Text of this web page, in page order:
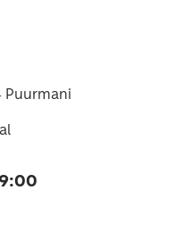
Puurmani